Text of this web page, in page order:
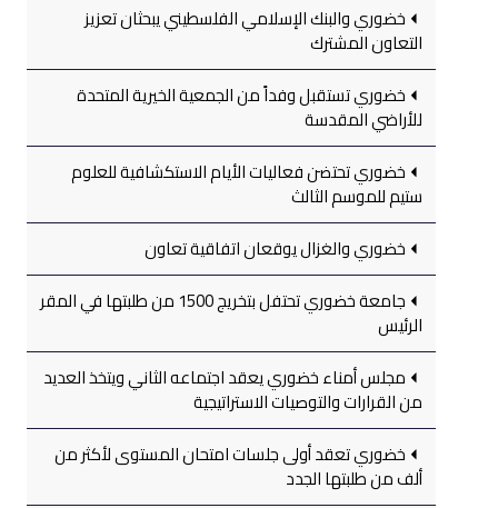
خضوري والبنك الإسلامي الفلسطيني يبحثان تعزيز
التعاون المشترك
خضوري تستقبل وفداً من الجمعية الخيرية المتحدة
للأراضي المقدسة
خضوري تحتضن فعاليات الأيام الاستكشافية للعلوم
ستيم للموسم الثالث
خضوري والغزال يوقعان اتفاقية تعاون
جامعة خضوري تحتفل بتخريج 1500 من طلبتها في المقر
الرئيس
مجلس أمناء خضوري يعقد اجتماعه الثاني ويتخذ العديد
من القرارات والتوصيات الاستراتيجية
خضوري تعقد أولى جلسات امتحان المستوى لأكثر من
ألف من طلبتها الجدد